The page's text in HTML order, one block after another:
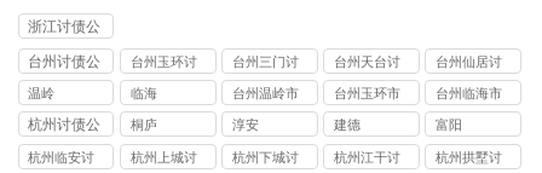
浙江讨债公
司
台州讨债公
司
台州玉环讨
债公司
台州三门讨
债公司
台州天台讨
债公司
台州仙居讨
债公司
温岭 临海
台州温岭市
讨债公司
台州玉环市
讨债公司
台州临海市
讨债公司
杭州讨债公
司
桐庐 淳安 建德 富阳
杭州临安讨
杭州上城讨
杭州下城讨
杭州江干讨
杭州拱墅讨